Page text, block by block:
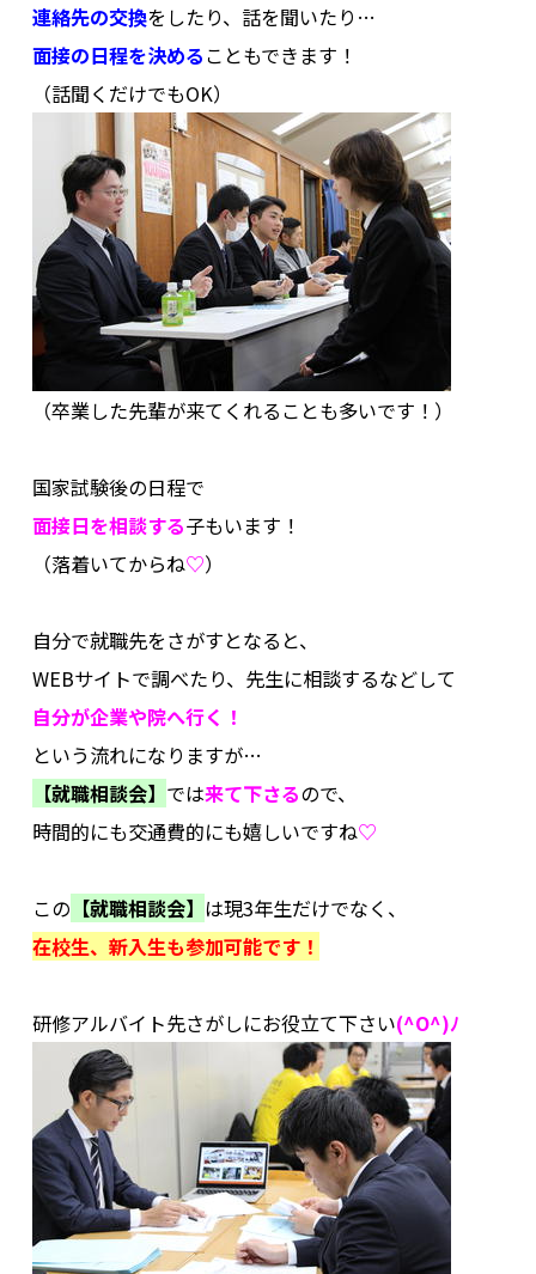
連絡先の交換をしたり、 話を聞いたり…
面接の日程を決める こともできます！
（話聞くだけでもOK）
（卒業した先輩が来てくれることも多いです！）
国家試験後の日程で
面接日を相談する子もいます！
（落着いてからね♡）
自分で就職先をさがすとなると、
WEBサイトで調べたり、 先生に相談するなどして
自分が企業や院へ行く！
という流れになりますが…
【就職相談会】 では来て下さるので、
時間的にも交通費的にも嬉しいですね♡
この 【就職相談会】 は現3年生だけでなく、
在校生、新入生も参加可能です！
研修アルバイト先さがしにお役立て下さい(^O^)ﾉ